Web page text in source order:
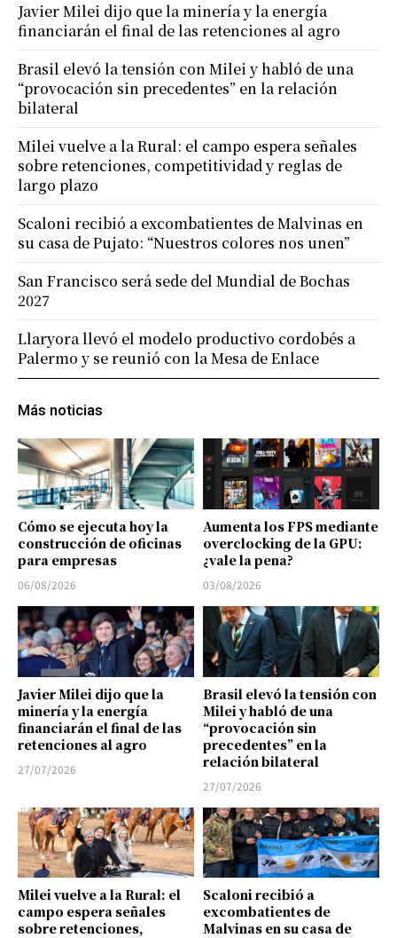
Más noticias
Cómo se ejecuta hoy la
construcción de oficinas
para empresas
06/08/2026
Aumenta los FPS mediante
overclocking de la GPU:
¿vale la pena?
03/08/2026
Javier Milei dijo que la
minería y la energía
financiarán el final de las
retenciones al agro
27/07/2026
Brasil elevó la tensión con
Milei y habló de una
“provocación sin
precedentes” en la
relación bilateral
27/07/2026
Milei vuelve a la Rural: el
campo espera señales
sobre retenciones,
Scaloni recibió a
excombatientes de
Malvinas en su casa de
Javier Milei dijo que la minería y la energía
financiarán el final de las retenciones al agro
Brasil elevó la tensión con Milei y habló de una
“provocación sin precedentes” en la relación
bilateral
Milei vuelve a la Rural: el campo espera señales
sobre retenciones, competitividad y reglas de
largo plazo
Scaloni recibió a excombatientes de Malvinas en
su casa de Pujato: “Nuestros colores nos unen”
San Francisco será sede del Mundial de Bochas
2027
Llaryora llevó el modelo productivo cordobés a
Palermo y se reunió con la Mesa de Enlace